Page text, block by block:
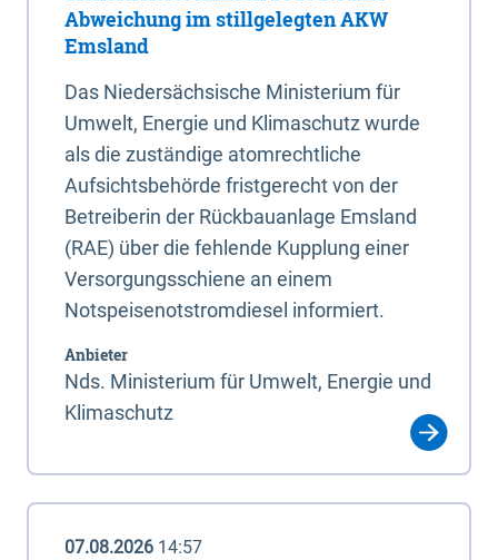
Abweichung im stillgelegten AKW
Emsland
Das Niedersächsische Ministerium für
Umwelt, Energie und Klimaschutz wurde
als die zuständige atomrechtliche
Aufsichtsbehörde fristgerecht von der
Betreiberin der Rückbauanlage Emsland
(RAE) über die fehlende Kupplung einer
Versorgungsschiene an einem
Notspeisenotstromdiesel informiert.
Anbieter
Nds. Ministerium für Umwelt, Energie und
Klimaschutz
07.08.2026 14:57